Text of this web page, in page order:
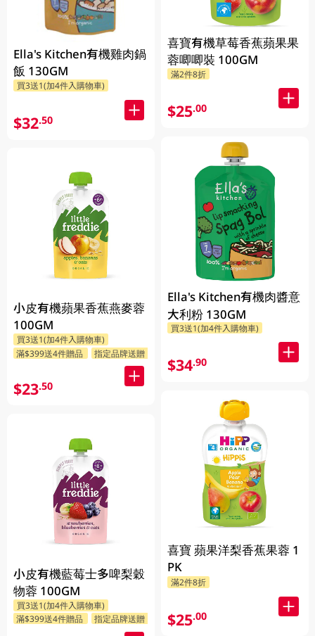
Ella's Kitchen有機雞肉鍋
飯 130GM
買3送1(加4件入購物車)
$32.50
小皮有機蘋果香蕉燕麥蓉
100GM
買3送1(加4件入購物車)
滿$399送4件贈品
指定品牌送贈品
$23.50
小皮有機藍莓士多啤梨穀
物蓉 100GM
買3送1(加4件入購物車)
滿$399送4件贈品
指定品牌送贈品
喜寶有機草莓香蕉蘋果果
蓉唧唧裝 100GM
滿2件8折
$25.00
Ella's Kitchen有機肉醬意
大利粉 130GM
買3送1(加4件入購物車)
$34.90
喜寶 蘋果洋梨香蕉果蓉 1
PK
滿2件8折
$25.00